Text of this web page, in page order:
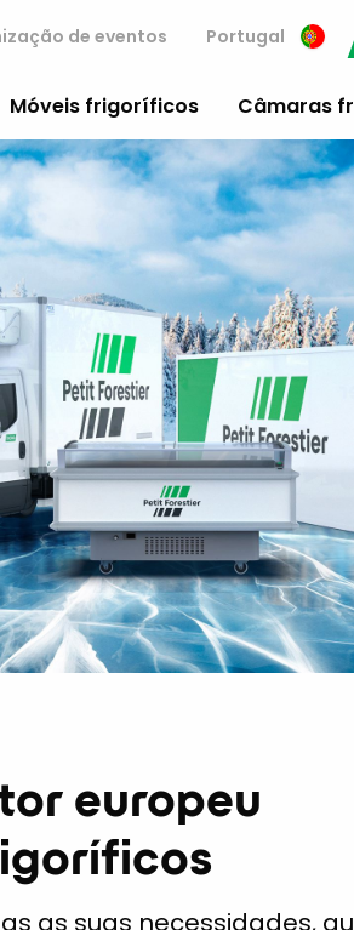
de eventos Portugal
Móveis frigoríficos Câmaras
europeu
as suas necessidades,